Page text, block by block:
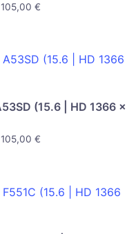
105,00€
(15.6 | HD 1366 x
105,00€